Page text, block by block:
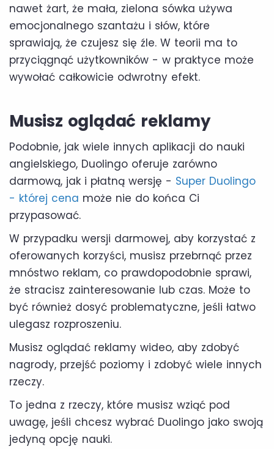
nawet żart, że mała, zielona sówka używa
emocjonalnego szantażu i słów, które
sprawiają, że czujesz się źle. W teorii ma to
przyciągnąć użytkowników - w praktyce może
wywołać całkowicie odwrotny efekt.
Musisz oglądać reklamy
Podobnie, jak wiele innych aplikacji do nauki
angielskiego, Duolingo oferuje zarówno
darmową, jak i płatną wersję - Super Duolingo
- której cena może nie do końca Ci
przypasować.
W przypadku wersji darmowej, aby korzystać z
oferowanych korzyści, musisz przebrnąć przez
mnóstwo reklam, co prawdopodobnie sprawi,
że stracisz zainteresowanie lub czas. Może to
być również dosyć problematyczne, jeśli łatwo
ulegasz rozproszeniu.
Musisz oglądać reklamy wideo, aby zdobyć
nagrody, przejść poziomy i zdobyć wiele innych
rzeczy.
To jedna z rzeczy, które musisz wziąć pod
uwagę, jeśli chcesz wybrać Duolingo jako swoją
jedyną opcję nauki.